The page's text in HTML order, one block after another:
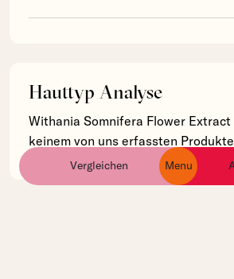
Vergleichen Menu brands
Hauttyp Analyse
Withania Somnifera Flower Extract
keinem von uns erfassten